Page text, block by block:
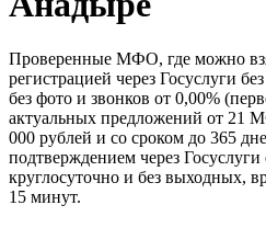
Проверенные МФО, где можно
регистрацией через Госуслуги
без фото и звонков от 0,00%
актуальных предложений от 21
000 рублей и со сроком до 365
подтверждением через Госуслуги
круглосуточно и без выходных,
15 минут.